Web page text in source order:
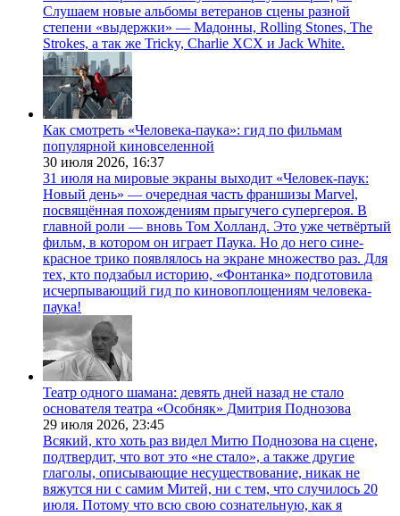
Слушаем новые альбомы ветеранов сцены разной
степени «выдержки» — Мадонны, Rolling Stones, The
Strokes, а так же Tricky, Charlie XCX и Jack White.
Как смотреть «Человека-паука»: гид по фильмам
популярной киновселенной
30 июля 2026, 16:37
31 июля на мировые экраны выходит «Человек-паук:
Новый день» — очередная часть франшизы Marvel,
посвящённая похождениям прыгучего супергероя. В
главной роли — вновь Том Холланд. Это уже четвёртый
фильм, в котором он играет Паука. Но до него сине-
красное трико появлялось на экране множество раз. Для
тех, кто подзабыл историю, «Фонтанка» подготовила
исчерпывающий гид по киновоплощениям человека-
паука!
Театр одного шамана: девять дней назад не стало
основателя театра «Особняк» Дмитрия Поднозова
29 июля 2026, 23:45
Всякий, кто хоть раз видел Митю Поднозова на сцене,
подтвердит, что вот это «не стало», а также другие
глаголы, описывающие несуществование, никак не
вяжутся ни с самим Митей, ни с тем, что случилось 20
июля. Потому что всю свою сознательную, как я